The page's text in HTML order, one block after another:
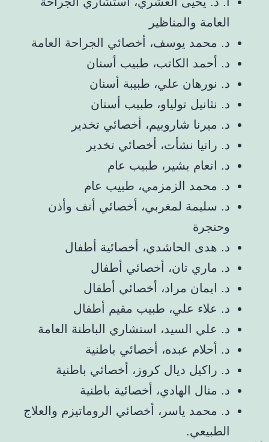
العامة والمناظير
د. محمد يوسف، أخصائي الجراحة العامة
د. أحمد الكاتب، طبيب أسنان
د. نورهان علي، طبيبة أسنان
د. نثانيل تولياو، طبيب أسنان
د. ميرنا شاروبيم، أخصائي تخدير
د. رانيا نشأت، أخصائي تخدير
د. انعام بشير، طبيب عام
د. محمد الزمزمي، طبيب عام
د. سليمة لمغربي، أخصائي أنف وأذن
وحنجرة
د. هدى الحاشدي، أخصائية أطفال
د. ماري تان، أخصائي أطفال
د. ايمان مراد، أخصائي أطفال
د. علاء علي، طبيب مقيم أطفال
د. علي السيد، استشاري الباطنة العامة
د. أحلام عبده، أخصائي باطنية
د. راكيل ديال كروز، أخصائي باطنية
د. منال الهادي، أخصائية باطنية
د. محمد ياسر، أخصائي الروماتيزم والعلاج
الطبيعي.